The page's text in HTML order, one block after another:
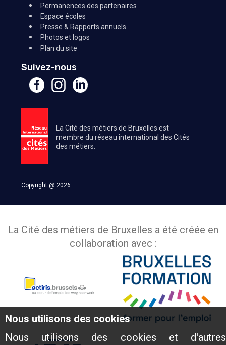
Nous utilisons des cookies
Nous utilisons des cookies et d'autres
Permanences des partenaires
Espace écoles
Presse & Rapports annuels
Photos et logos
Plan du site
Suivez-nous
La Cité des métiers de Bruxelles est
membre du réseau international des Cités
des métiers.
Copyright @ 2026
La Cité des métiers de Bruxelles a été créée en
collaboration avec :